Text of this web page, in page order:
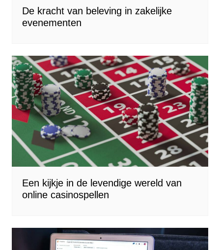
De kracht van beleving in zakelijke
evenementen
Een kijkje in de levendige wereld van
online casinospellen